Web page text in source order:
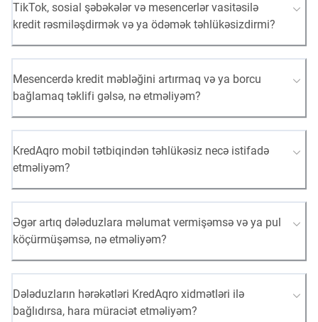
TikTok, sosial şəbəkələr və mesencerlər vasitəsilə
kredit rəsmiləşdirmək və ya ödəmək təhlükəsizdirmi?
Mesencerdə kredit məbləğini artırmaq və ya borcu
bağlamaq təklifi gəlsə, nə etməliyəm?
KredAqro mobil tətbiqindən təhlükəsiz necə istifadə
etməliyəm?
Əgər artıq dələduzlara məlumat vermişəmsə və ya pul
köçürmüşəmsə, nə etməliyəm?
Dələduzların hərəkətləri KredAqro xidmətləri ilə
bağlıdırsa, hara müraciət etməliyəm?